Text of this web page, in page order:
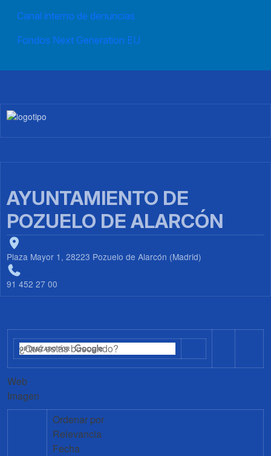
Canal interno de denuncias
Fondos Next Generation EU
Imagen
AYUNTAMIENTO DE
POZUELO DE ALARCÓN
Plaza Mayor 1, 28223 Pozuelo de Alarcón (Madrid)
91 452 27 00
Web
Imagen
Ordenar por
Relevancia
Fecha